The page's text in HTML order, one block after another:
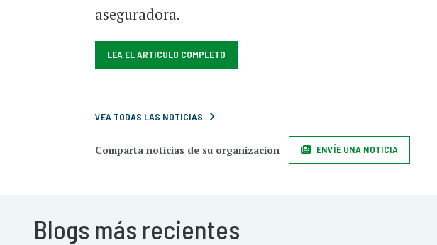
aseguradora.
LEA EL ARTÍCULO COMPLETO
VEA TODAS LAS NOTICIAS
Comparta noticias de su organización ENVÍE UNA NOTICIA
Blogs más recientes